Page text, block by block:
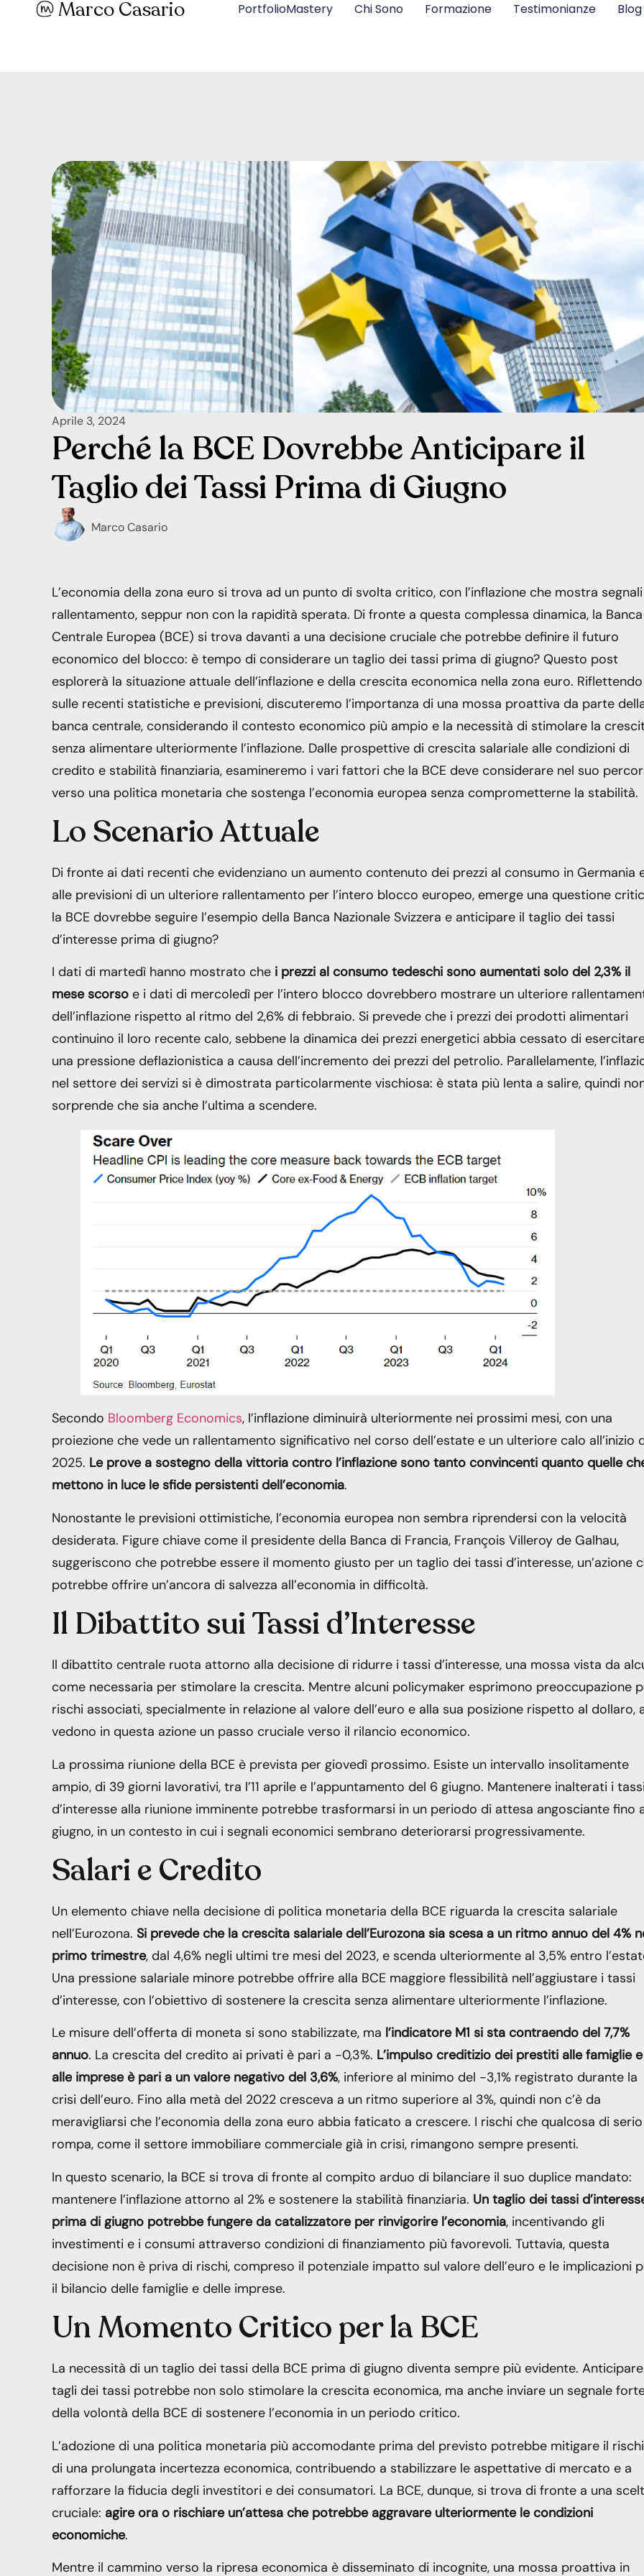
Marco Casario PortfolioMastery Chi Sono Formazione Testimonianze Blog
Aprile 3, 2024
Perché la BCE Dovrebbe Anticipare il
Taglio dei Tassi Prima di Giugno
Marco Casario
L’economia della zona euro si trova ad un punto di svolta critico, con l’inflazione che mostra
rallentamento, seppur non con la rapidità sperata. Di fronte a questa complessa dinamica, la Banca
Centrale Europea (BCE) si trova davanti a una decisione cruciale che potrebbe definire il futuro
economico del blocco: è tempo di considerare un taglio dei tassi prima di giugno? Questo post
esplorerà la situazione attuale dell’inflazione e della crescita economica nella zona euro. Riflettendo
sulle recenti statistiche e previsioni, discuteremo l’importanza di una mossa proattiva da parte
banca centrale, considerando il contesto economico più ampio e la necessità di stimolare la
senza alimentare ulteriormente l’inflazione. Dalle prospettive di crescita salariale alle condizioni di
credito e stabilità finanziaria, esamineremo i vari fattori che la BCE deve considerare nel suo
verso una politica monetaria che sostenga l’economia europea senza comprometterne la stabilità.
Lo Scenario Attuale
Di fronte ai dati recenti che evidenziano un aumento contenuto dei prezzi al consumo in Germania
alle previsioni di un ulteriore rallentamento per l’intero blocco europeo, emerge una questione
la BCE dovrebbe seguire l’esempio della Banca Nazionale Svizzera e anticipare il taglio dei tassi
d’interesse prima di giugno?
I dati di martedì hanno mostrato che i prezzi al consumo tedeschi sono aumentati solo del 2,3% il
mese scorso e i dati di mercoledì per l’intero blocco dovrebbero mostrare un ulteriore
dell’inflazione rispetto al ritmo del 2,6% di febbraio. Si prevede che i prezzi dei prodotti alimentari
continuino il loro recente calo, sebbene la dinamica dei prezzi energetici abbia cessato di
una pressione deflazionistica a causa dell’incremento dei prezzi del petrolio. Parallelamente,
nel settore dei servizi si è dimostrata particolarmente vischiosa: è stata più lenta a salire, quindi
sorprende che sia anche l’ultima a scendere.
Secondo Bloomberg Economics, l’inflazione diminuirà ulteriormente nei prossimi mesi, con una
proiezione che vede un rallentamento significativo nel corso dell’estate e un ulteriore calo all’inizio
2025. Le prove a sostegno della vittoria contro l’inflazione sono tanto convincenti quanto quelle
mettono in luce le sfide persistenti dell’economia.
Nonostante le previsioni ottimistiche, l’economia europea non sembra riprendersi con la velocità
desiderata. Figure chiave come il presidente della Banca di Francia, François Villeroy de Galhau,
suggeriscono che potrebbe essere il momento giusto per un taglio dei tassi d’interesse, un’azione
potrebbe offrire un’ancora di salvezza all’economia in difficoltà.
Il Dibattito sui Tassi d’Interesse
Il dibattito centrale ruota attorno alla decisione di ridurre i tassi d’interesse, una mossa vista da
come necessaria per stimolare la crescita. Mentre alcuni policymaker esprimono preoccupazione
rischi associati, specialmente in relazione al valore dell’euro e alla sua posizione rispetto al dollaro,
vedono in questa azione un passo cruciale verso il rilancio economico.
La prossima riunione della BCE è prevista per giovedì prossimo. Esiste un intervallo insolitamente
ampio, di 39 giorni lavorativi, tra l’11 aprile e l’appuntamento del 6 giugno. Mantenere inalterati i tassi
d’interesse alla riunione imminente potrebbe trasformarsi in un periodo di attesa angosciante fino
giugno, in un contesto in cui i segnali economici sembrano deteriorarsi progressivamente.
Salari e Credito
Un elemento chiave nella decisione di politica monetaria della BCE riguarda la crescita salariale
nell’Eurozona. Si prevede che la crescita salariale dell’Eurozona sia scesa a un ritmo annuo del 4%
primo trimestre, dal 4,6% negli ultimi tre mesi del 2023, e scenda ulteriormente al 3,5% entro
Una pressione salariale minore potrebbe offrire alla BCE maggiore flessibilità nell’aggiustare i tassi
d’interesse, con l’obiettivo di sostenere la crescita senza alimentare ulteriormente l’inflazione.
Le misure dell’offerta di moneta si sono stabilizzate, ma l’indicatore M1 si sta contraendo del 7,7%
annuo. La crescita del credito ai privati è pari a -0,3%. L’impulso creditizio dei prestiti alle famiglie e
alle imprese è pari a un valore negativo del 3,6%, inferiore al minimo del -3,1% registrato durante la
crisi dell’euro. Fino alla metà del 2022 cresceva a un ritmo superiore al 3%, quindi non c’è da
meravigliarsi che l’economia della zona euro abbia faticato a crescere. I rischi che qualcosa di
rompa, come il settore immobiliare commerciale già in crisi, rimangono sempre presenti.
In questo scenario, la BCE si trova di fronte al compito arduo di bilanciare il suo duplice mandato:
mantenere l’inflazione attorno al 2% e sostenere la stabilità finanziaria. Un taglio dei tassi
prima di giugno potrebbe fungere da catalizzatore per rinvigorire l’economia, incentivando gli
investimenti e i consumi attraverso condizioni di finanziamento più favorevoli. Tuttavia, questa
decisione non è priva di rischi, compreso il potenziale impatto sul valore dell’euro e le implicazioni
il bilancio delle famiglie e delle imprese.
Un Momento Critico per la BCE
La necessità di un taglio dei tassi della BCE prima di giugno diventa sempre più evidente.
tagli dei tassi potrebbe non solo stimolare la crescita economica, ma anche inviare un segnale
della volontà della BCE di sostenere l’economia in un periodo critico.
L’adozione di una politica monetaria più accomodante prima del previsto potrebbe mitigare il
di una prolungata incertezza economica, contribuendo a stabilizzare le aspettative di mercato e a
rafforzare la fiducia degli investitori e dei consumatori. La BCE, dunque, si trova di fronte a una
cruciale: agire ora o rischiare un’attesa che potrebbe aggravare ulteriormente le condizioni
economiche.
Mentre il cammino verso la ripresa economica è disseminato di incognite, una mossa proattiva in